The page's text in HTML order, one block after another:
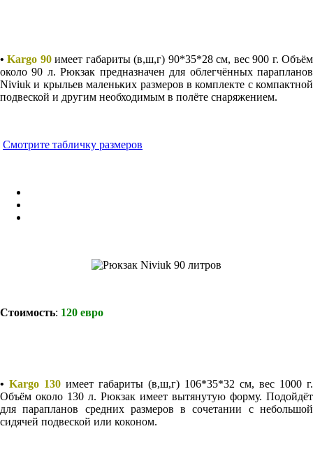
• Kargo 90имеет габариты (в,ш,г) 90*35*28 см, вес 900 г. Объём
около 90 л. Рюкзак предназначен для облегчённых парапланов
Niviuk и крыльев маленьких размеров в комплекте с компактной
подвеской и другим необходимым в полёте снаряжением.
Смотрите табличку размеров
Стоимость: 120 евро
• Kargo 130 имеет габариты (в,ш,г) 106*35*32 см, вес 1000 г.
Объём около 130 л. Рюкзак имеет вытянутую форму. Подойдёт
для парапланов средних размеров в сочетании с небольшой
сидячей подвеской или коконом.